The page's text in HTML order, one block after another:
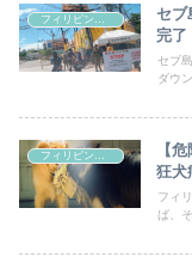
フィリピン情報
セブ
完了
セブ
ダウ
フィリピン情報
【
狂犬
フィ
ば、